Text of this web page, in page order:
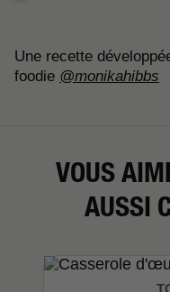
Une recette
foodie @monikahibbs
VOUS
AUSSI